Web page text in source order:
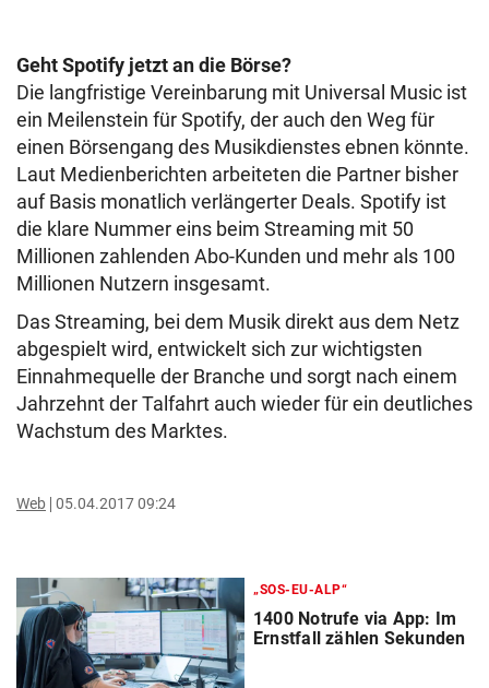
Geht Spotify jetzt an die Börse?
Die langfristige Vereinbarung mit Universal Music ist
ein Meilenstein für Spotify, der auch den Weg für
einen Börsengang des Musikdienstes ebnen könnte.
Laut Medienberichten arbeiteten die Partner bisher
auf Basis monatlich verlängerter Deals. Spotify ist
die klare Nummer eins beim Streaming mit 50
Millionen zahlenden Abo-Kunden und mehr als 100
Millionen Nutzern insgesamt.
Das Streaming, bei dem Musik direkt aus dem Netz
abgespielt wird, entwickelt sich zur wichtigsten
Einnahmequelle der Branche und sorgt nach einem
Jahrzehnt der Talfahrt auch wieder für ein deutliches
Wachstum des Marktes.
Web 05.04.2017 09:24
„SOS-EU-ALP“
1400 Notrufe via App: Im
Ernstfall zählen Sekunden